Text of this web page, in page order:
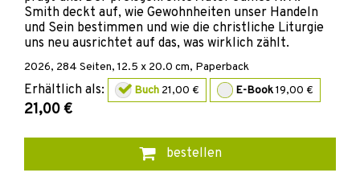
Smith deckt auf, wie Gewohnheiten unser Handeln
und Sein bestimmen und wie die christliche Liturgie
uns neu ausrichtet auf das, was wirklich zählt.
2026, 284 Seiten, 12.5 x 20.0 cm, Paperback
Erhältlich als: Buch 21,00 € E-Book19,00 €
21,00 €
bestellen